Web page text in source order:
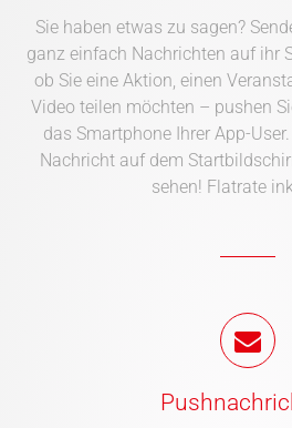
Sie haben etwas zu sagen?
ganz einfach Nachrichten auf ihr
ob Sie eine Aktion, einen
Video teilen möchten – pushen
das Smartphone Ihrer App-
Nachricht auf dem
sehen! Flatrate